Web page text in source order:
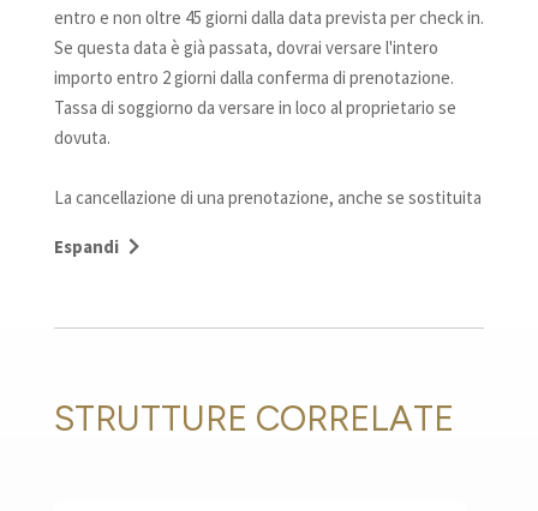
entro e non oltre 45 giorni dalla data prevista per check in.
Se questa data è già passata, dovrai versare l'intero
importo entro 2 giorni dalla conferma di prenotazione.
Tassa di soggiorno da versare in loco al proprietario se
dovuta.
La cancellazione di una prenotazione, anche se sostituita
– 25% del prezzo totale della prenotazione nel caso di
soggiorno;
– 80% del prezzo totale della prenotazione nel caso di
Espandi
STRUTTURE CORRELATE